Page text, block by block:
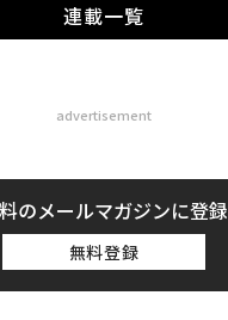
連載一覧
advertisement
のメールマガジンに登録
無料登録